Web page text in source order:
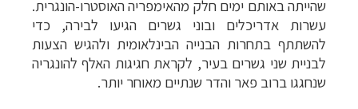
שהייתה באותם ימים חלק מהאימפריה האוסטרו-הונגרית.
עשרות אדריכלים ובוני גשרים הגיעו לבירה, כדי
להשתתף בתחרות הבנייה הבינלאומית ולהגיש הצעות
לבניית שני גשרים בעיר, לקראת חגיגות האלף להונגריה
שנחגגו ברוב פאר והדר שנתיים מאוחר יותר.